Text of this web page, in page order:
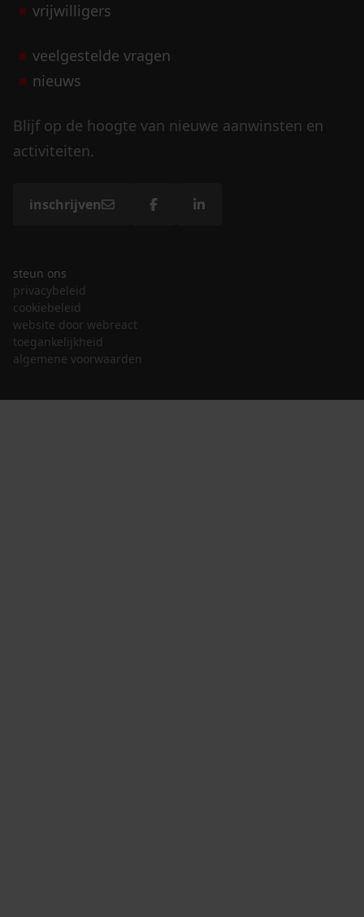
vrijwilligers
veelgestelde vragen
nieuws
Blijf op de hoogte van nieuwe aanwinsten en
activiteiten.
inschrijven
steun ons
privacybeleid
cookiebeleid
website door webreact
toegankelijkheid
algemene voorwaarden